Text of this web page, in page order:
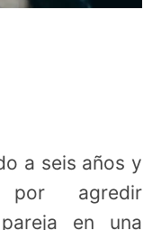
a seis años y
agredir
en una